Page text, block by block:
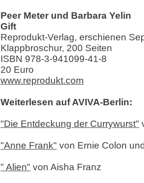
Peer Meter und Barbara Yelin
Gift
Reprodukt-Verlag, erschienen
Klappbroschur, 200 Seiten
ISBN 978-3-941099-41-8
20 Euro
www.reprodukt.com
Weiterlesen auf AVIVA-Berlin:
"Die Entdeckung der Currywurst"
"Anne Frank" von Ernie Colon
" Alien" von Aisha Franz